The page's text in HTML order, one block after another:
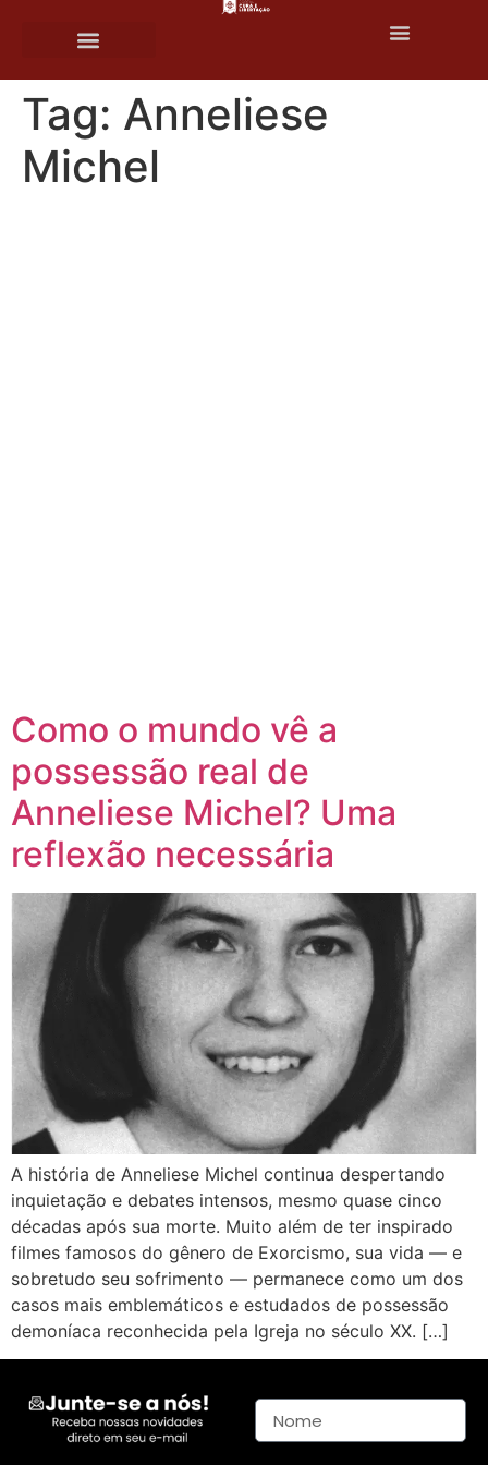
Tag: Anneliese
Michel
Como o mundo vê a
possessão real de
Anneliese Michel? Uma
reflexão necessária
A história de Anneliese Michel continua despertando
inquietação e debates intensos, mesmo quase cinco
décadas após sua morte. Muito além de ter inspirado
filmes famosos do gênero de Exorcismo, sua vida — e
sobretudo seu sofrimento — permanece como um dos
casos mais emblemáticos e estudados de possessão
demoníaca reconhecida pela Igreja no século XX. […]